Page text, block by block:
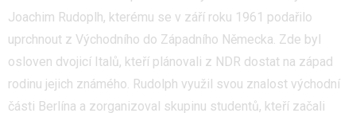
Joachim Rudoplh, kterému se v září roku 1961 podařilo
uprchnout z Východního do Západního Německa. Zde byl
osloven dvojicí Italů, kteří plánovali z NDR dostat na západ
rodinu jejich známého. Rudolph využil svou znalost východní
části Berlína a zorganizoval skupinu studentů, kteří začali